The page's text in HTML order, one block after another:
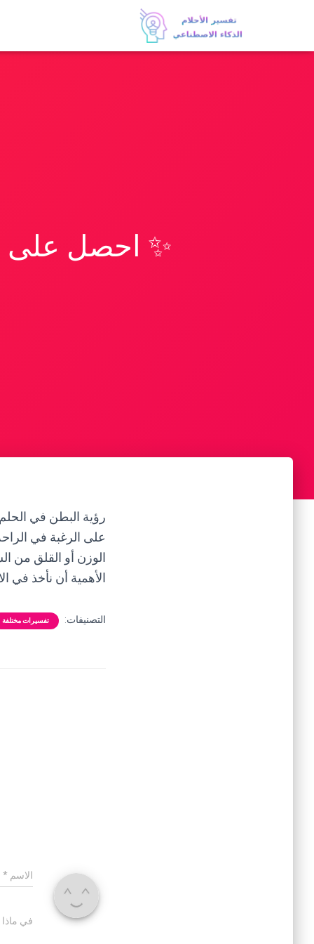
✨ احصل على
رؤية البطن في
على الرغبة في
الوزن أو القلق من
الأهمية أن نأخذ في
التصنيفات: تفسيرات مختلفة
الاسم *
في